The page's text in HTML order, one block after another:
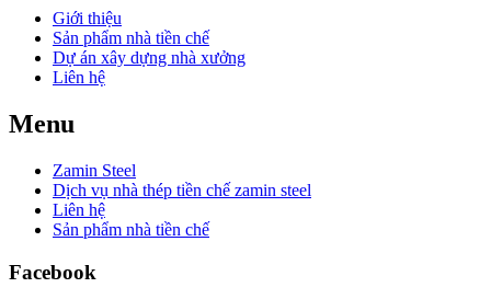
Giới thiệu
Sản phẩm nhà tiền chế
Dự án xây dựng nhà xưởng
Liên hệ
Menu
Zamin Steel
Dịch vụ nhà thép tiền chế zamin steel
Liên hệ
Sản phẩm nhà tiền chế
Facebook